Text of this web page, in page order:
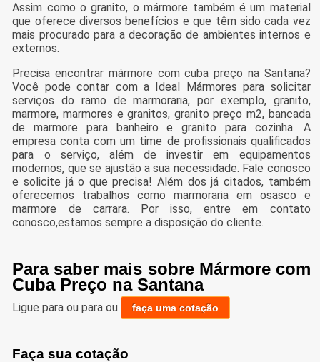
Assim como o granito, o mármore também é um material
que oferece diversos benefícios e que têm sido cada vez
mais procurado para a decoração de ambientes internos e
externos.
Precisa encontrar mármore com cuba preço na Santana?
Você pode contar com a Ideal Mármores para solicitar
serviços do ramo de marmoraria, por exemplo, granito,
marmore, marmores e granitos, granito preço m2, bancada
de marmore para banheiro e granito para cozinha. A
empresa conta com um time de profissionais qualificados
para o serviço, além de investir em equipamentos
modernos, que se ajustão a sua necessidade. Fale conosco
e solicite já o que precisa! Além dos já citados, também
oferecemos trabalhos como marmoraria em osasco e
marmore de carrara. Por isso, entre em contato
conosco,estamos sempre a disposição do cliente.
Para saber mais sobre Mármore com
Cuba Preço na Santana
Ligue paraou paraou faça uma cotação
Faça sua cotação